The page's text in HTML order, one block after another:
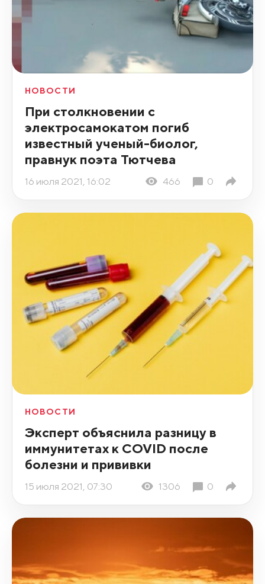
НОВОСТИ
При столкновении с
электросамокатом погиб
известный ученый-биолог,
правнук поэта Тютчева
16 июля 2021, 16:02 466 0
НОВОСТИ
Эксперт объяснила разницу в
иммунитетах к COVID после
болезни и прививки
15 июля 2021, 07:30 1306 0